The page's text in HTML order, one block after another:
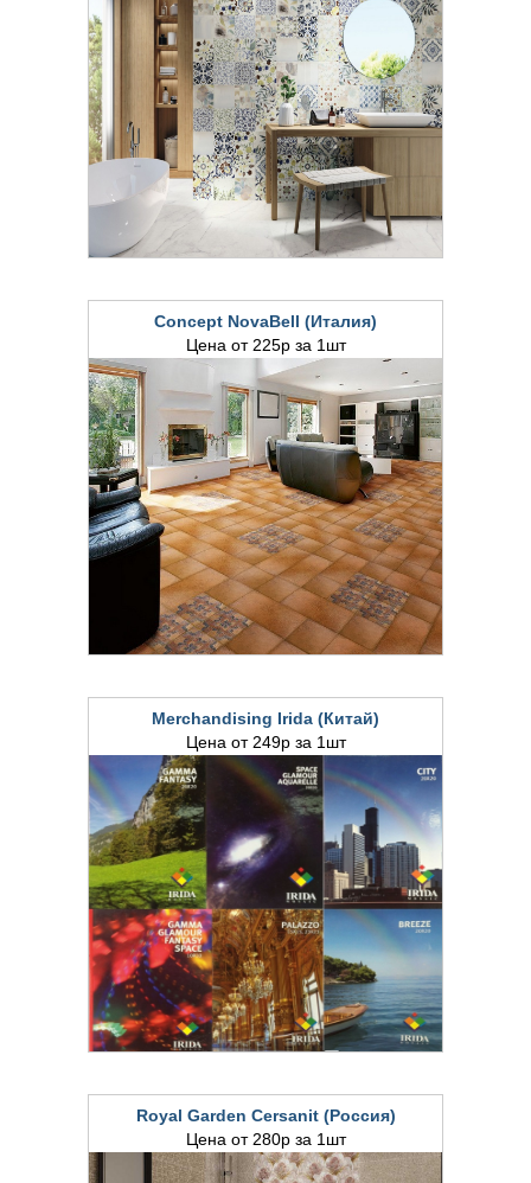
Concept NovaBell (Италия)
Цена от 225р за 1шт
Merchandising Irida (Китай)
Цена от 249р за 1шт
Royal Garden Cersanit (Россия)
Цена от 280р за 1шт